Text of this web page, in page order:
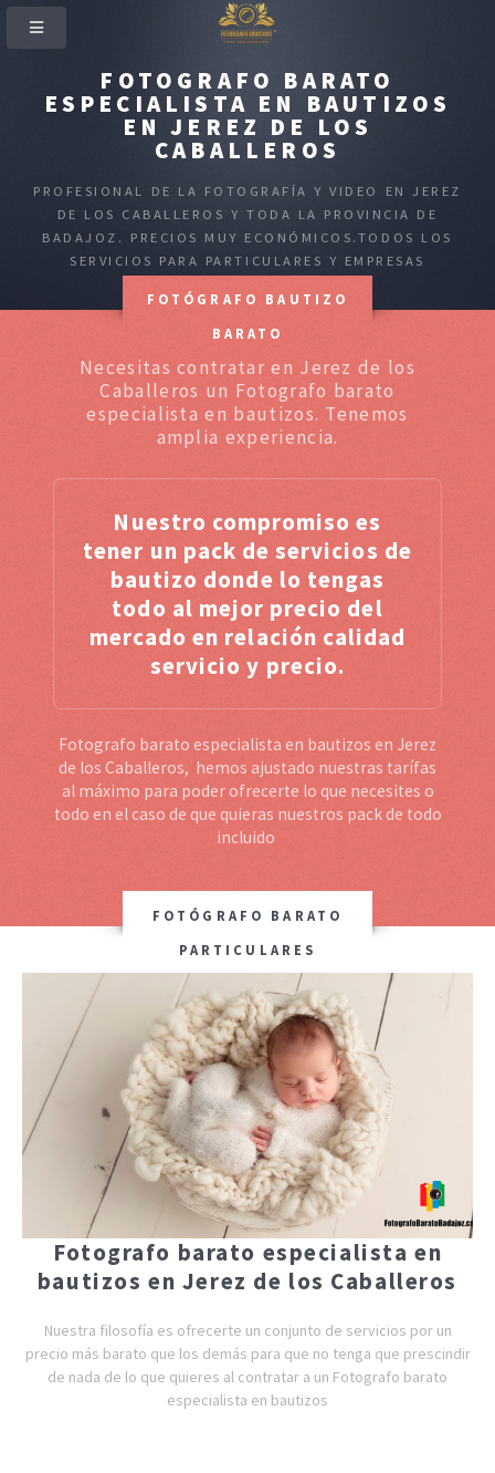
FOTOGRAFO BARATO
ESPECIALISTA EN BAUTIZOS
EN JEREZ DE LOS
CABALLEROS
PROFESIONAL DE LA FOTOGRAFÍA Y VIDEO EN JEREZ
DE LOS CABALLEROS Y TODA LA PROVINCIA DE
BADAJOZ. PRECIOS MUY ECONÓMICOS.TODOS LOS
SERVICIOS PARA PARTICULARES Y EMPRESAS
FOTÓGRAFO BAUTIZO
BARATO
Necesitas contratar en Jerez de los
Caballeros un Fotografo barato
especialista en bautizos. Tenemos
amplia experiencia.
Nuestro compromiso es
tener un pack de servicios de
bautizo donde lo tengas
todo al mejor precio del
mercado en relación calidad
servicio y precio.
Fotografo barato especialista en bautizos en Jerez
de los Caballeros, hemos ajustado nuestras tarífas
al máximo para poder ofrecerte lo que necesites o
todo en el caso de que quieras nuestros pack de todo
incluido
FOTÓGRAFO BARATO
PARTICULARES
Fotografo barato especialista en
bautizos en Jerez de los Caballeros
Nuestra filosofía es ofrecerte un conjunto de servicios por un
precio más barato que los demás para que no tenga que prescindir
de nada de lo que quieres al contratar a un Fotografo barato
especialista en bautizos